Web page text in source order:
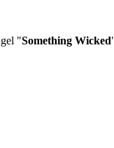
"Something Wicked